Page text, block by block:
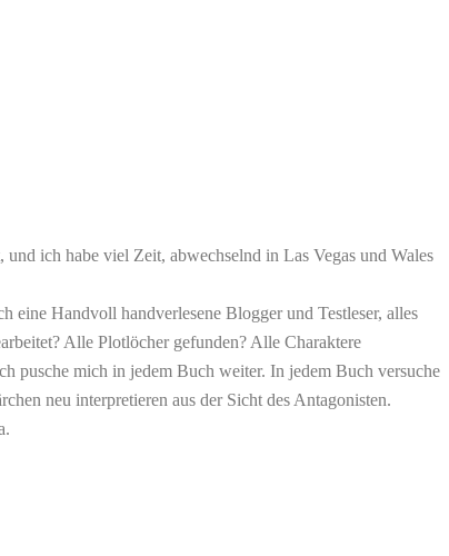
ich habe viel Zeit, abwechselnd in Las Vegas und Wales
eine Handvoll handverlesene Blogger und Testleser, alles
Alle Plotlöcher gefunden? Alle Charaktere
pusche mich in jedem Buch weiter. In jedem Buch versuche
neu interpretieren aus der Sicht des Antagonisten.